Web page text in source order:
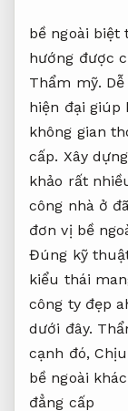
bề ngoài biệt
hướng được
Thẩm mỹ.
hiện đại giúp
không gian
cấp. Xây
khảo rất
công nhà ở
đơn vị bề
Đúng kỹ
kiểu thái
công ty đẹp
dưới đây.
cạnh đó,
bề ngoài
đẳng cấp